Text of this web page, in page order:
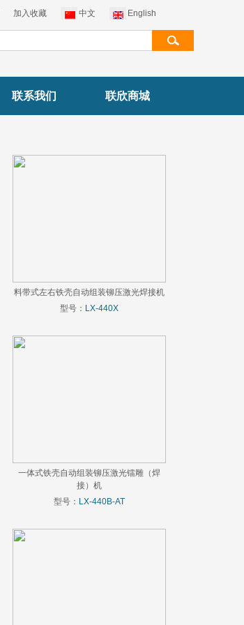
加入收藏 中文 English
联系我们 联欣商城
料带式左右铁壳自动组装铆压激光焊接机
型号： LX-440X
一体式铁壳自动组装铆压激光镭雕（焊
接）机
型号： LX-440B-AT